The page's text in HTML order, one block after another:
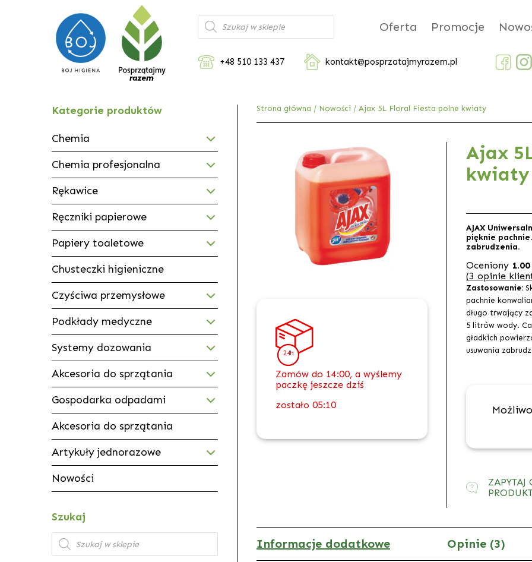
Wyszukiwarka
produktów
Oferta Promocje
+48 510 133 437 kontakt@posprzatajmyrazem.pl
Strona główna / Nowości / Ajax 5L Floral Fiesta polne kwiaty
24h
Zamów do 14:00, a wyślemy
paczkę jeszcze dziś
zostało 05:10
Ajax
kwiaty
AJAX
pięknie
zabrudzenia.
Oceniony 1.00
(3 opinie
Zastosowanie:
pachnie
długo trwający
5 litrów wody.
gładkich
usuwania
ZAPYTAJ
Informacje dodatkowe Opinie (3)
Kategorie produktów
Chemia
Chemia profesjonalna
Rękawice
Ręczniki papierowe
Papiery toaletowe
Chusteczki higieniczne
Czyściwa przemysłowe
Podkłady medyczne
Systemy dozowania
Akcesoria do sprzątania
Gospodarka odpadami
Akcesoria do sprzątania
Artykuły jednorazowe
Nowości
Szukaj
Wyszukiwarka
produktów